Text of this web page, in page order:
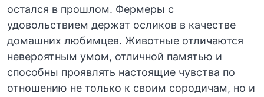
остался в прошлом. Фермеры с
удовольствием держат осликов в качестве
домашних любимцев. Животные отличаются
невероятным умом, отличной памятью и
способны проявлять настоящие чувства по
отношению не только к своим сородичам, но и